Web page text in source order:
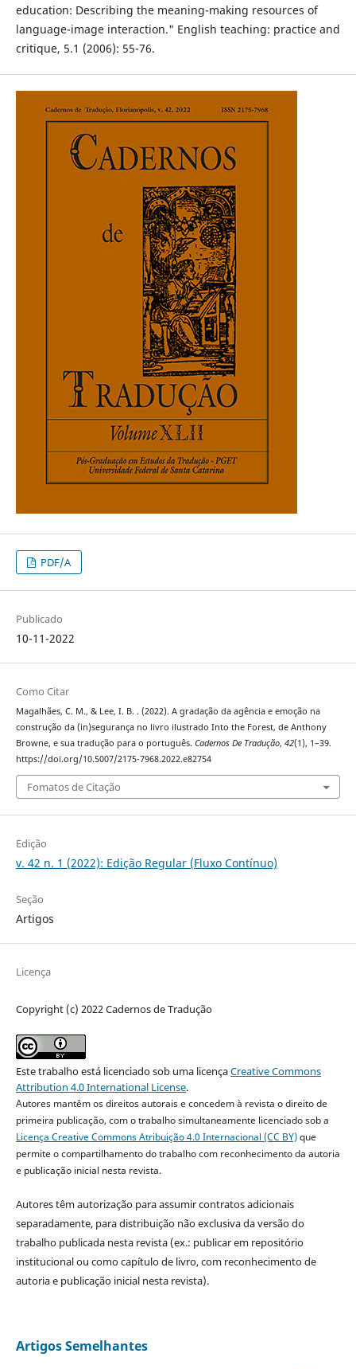
education: Describing the meaning-making resources of
language-image interaction." English teaching: practice and
critique, 5.1 (2006): 55-76.
PDF/A
Publicado
10-11-2022
Como Citar
Magalhães, C. M., & Lee, I. B. . (2022). A gradação da agência e emoção na
construção da (in)segurança no livro ilustrado Into the Forest, de Anthony
Browne, e sua tradução para o português. Cadernos De Tradução, 42(1), 1–39.
https://doi.org/10.5007/2175-7968.2022.e82754
Fomatos de Citação
Edição
v. 42 n. 1 (2022): Edição Regular (Fluxo Contínuo)
Seção
Artigos
Licença
Copyright (c) 2022 Cadernos de Tradução
Este trabalho está licenciado sob uma licençaCreative Commons
Attribution 4.0 International License.
Autores mantêm os direitos autorais e concedem à revista o direito de
primeira publicação, com o trabalho simultaneamente licenciado sob a
Licença Creative Commons Atribuição 4.0 Internacional (CC BY)que
permite o compartilhamento do trabalho com reconhecimento da autoria
e publicação inicial nesta revista.
Autores têm autorização para assumir contratos adicionais
separadamente, para distribuição não exclusiva da versão do
trabalho publicada nesta revista (ex.: publicar em repositório
institucional ou como capítulo de livro, com reconhecimento de
autoria e publicação inicial nesta revista).
Artigos Semelhantes